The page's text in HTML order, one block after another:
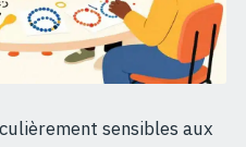
sensibles aux